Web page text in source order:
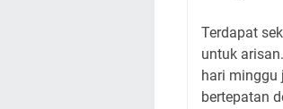
Terdapat
untuk
hari minggu
bertepatan